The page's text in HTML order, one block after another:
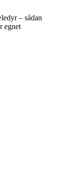
– sådan
egnet